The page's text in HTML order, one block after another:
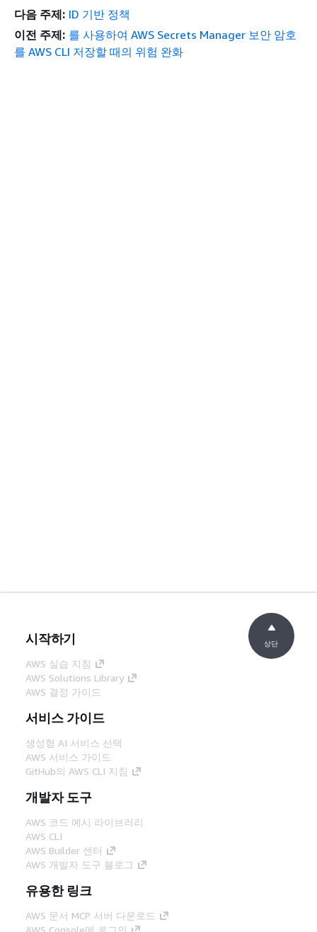
다음 주제: ID 기반 정책
이전 주제: 를 사용하여 AWS Secrets Manager 보안 암호
를 AWS CLI 저장할 때의 위험 완화
시작하기
AWS 실습 지침
AWS Solutions Library
AWS 결정 가이드
서비스 가이드
생성형 AI 서비스 선택
AWS 서비스 가이드
GitHub의 AWS CLI 지침
개발자 도구
AWS 코드 예시 라이브러리
AWS CLI
AWS Builder 센터
AWS 개발자 도구 블로그
유용한 링크
AWS 문서 MCP 서버 다운로드
AWS Console에 로그인
상단